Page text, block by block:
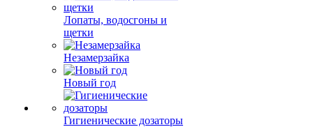
Лопаты, водосгоны и
щетки
Незамерзайка
Новый год
Гигиенические дозаторы